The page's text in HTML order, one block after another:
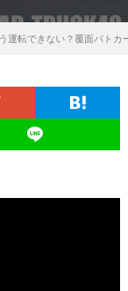
運転できない？覆面パト